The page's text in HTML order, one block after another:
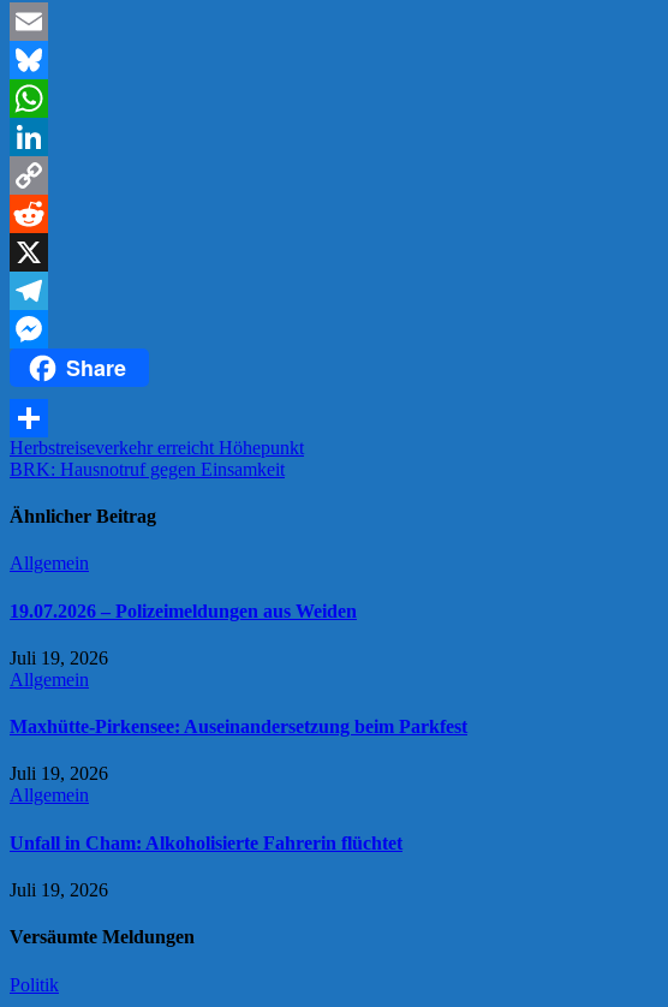
Email
Bluesky
WhatsApp
LinkedIn
Copy
Link
Reddit
X
Telegram
MessengerShare
Teilen
Beitragsnavigation
Herbstreiseverkehr erreicht Höhepunkt
BRK: Hausnotruf gegen Einsamkeit
Ähnlicher Beitrag
Allgemein
19.07.2026 – Polizeimeldungen aus Weiden
Juli 19, 2026
Allgemein
Maxhütte-Pirkensee: Auseinandersetzung beim Parkfest
Juli 19, 2026
Allgemein
Unfall in Cham: Alkoholisierte Fahrerin flüchtet
Juli 19, 2026
Versäumte Meldungen
Politik